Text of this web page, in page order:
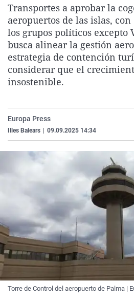
Transportes a aprobar la
aeropuertos de las islas,
los grupos políticos excepto
busca alinear la gestión
estrategia de contención
considerar que el
insostenible.
Europa Press
Illes Balears 09.09.2025 14:34
Torre de Control del aeropuerto de Palma |